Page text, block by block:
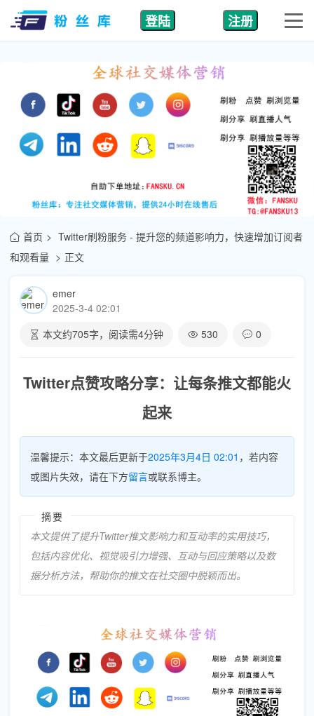
登陆 注册
首页
Twitter刷粉服务 - 提升您的频道影响力，快速增加订阅者
和观看量
正文
emer
2025-3-4 02:01
本文约705字，阅读需4分钟 530 0
Twitter点赞攻略分享：让每条推文都能火
起来
温馨提示：本文最后更新于2025年3月4日 02:01 ，若内容
或图片失效，请在下方留言或联系博主。
摘要
本文提供了提升Twitter推文影响力和互动率的实用技巧，
包括内容优化、视觉吸引力增强、互动与回应策略以及数
据分析方法，帮助你的推文在社交圈中脱颖而出。